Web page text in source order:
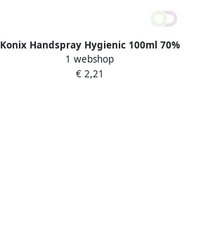
Konix Handspray Hygienic 100ml 70%
alcohol
1 webshop
€ 2,21